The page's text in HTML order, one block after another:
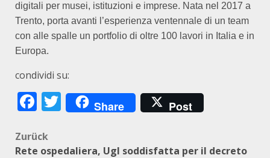
digitali per musei, istituzioni e imprese. Nata nel 2017 a
Trento, porta avanti l’esperienza ventennale di un team
con alle spalle un portfolio di oltre 100 lavori in Italia e in
Europa.
condividi su:
Facebook
Twitter
Share Post
Beitragsnavigation
Zurück
Rete ospedaliera, Ugl soddisfatta per il decreto